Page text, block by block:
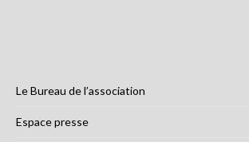
Le Bureau de l’association
Espace presse